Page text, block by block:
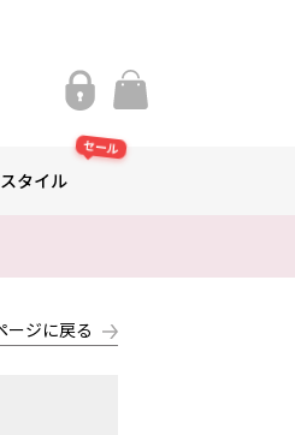
タイル
セール
ージに戻る